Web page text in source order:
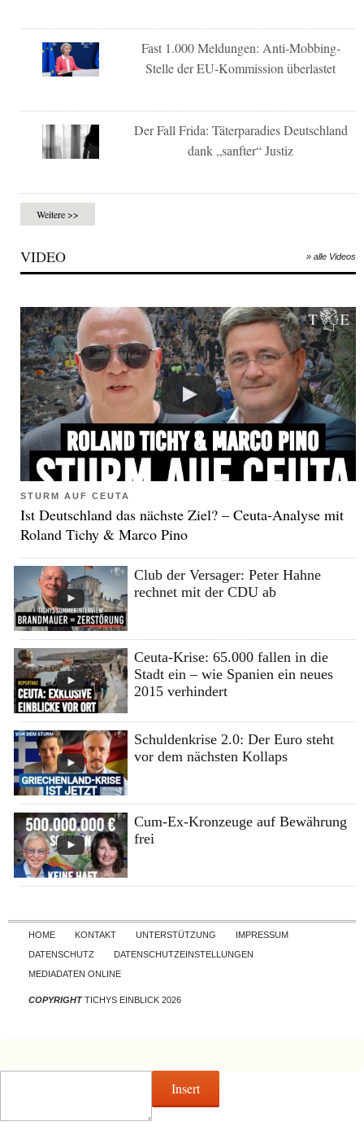
Fast 1.000 Meldungen: Anti-Mobbing-
Stelle der EU-Kommission überlastet
Der Fall Frida: Täterparadies Deutschland
dank „sanfter“ Justiz
Weitere >>
VIDEO » alle Videos
STURM AUF CEUTA
Ist Deutschland das nächste Ziel? – Ceuta-Analyse mit
Roland Tichy & Marco Pino
Club der Versager: Peter Hahne
rechnet mit der CDU ab
Ceuta-Krise: 65.000 fallen in die
Stadt ein – wie Spanien ein neues
2015 verhindert
Schuldenkrise 2.0: Der Euro steht
vor dem nächsten Kollaps
Cum-Ex-Kronzeuge auf Bewährung
frei
Skip to content
HOME KONTAKT UNTERSTÜTZUNG
IMPRESSUM
DATENSCHUTZ
DATENSCHUTZEINSTELLUNGEN
MEDIADATEN ONLINE
COPYRIGHTTICHYS EINBLICK 2026
Insert